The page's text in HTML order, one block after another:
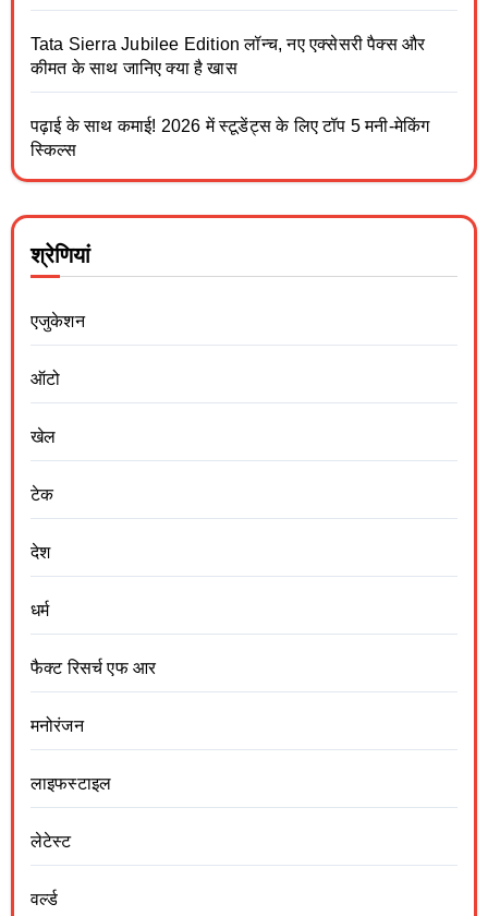
Tata Sierra Jubilee Edition लॉन्च, नए एक्सेसरी पैक्स और
कीमत के साथ जानिए क्या है खास
पढ़ाई के साथ कमाई! 2026 में स्टूडेंट्स के लिए टॉप 5 मनी-मेकिंग
स्किल्स
श्रेणियां
एजुकेशन
ऑटो
खेल
टेक
देश
धर्म
फैक्ट रिसर्च एफ आर
मनोरंजन
लाइफस्टाइल
लेटेस्ट
वर्ल्ड